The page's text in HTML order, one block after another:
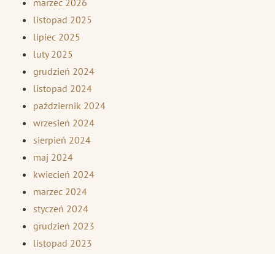
marzec 2026
listopad 2025
lipiec 2025
luty 2025
grudzień 2024
listopad 2024
październik 2024
wrzesień 2024
sierpień 2024
maj 2024
kwiecień 2024
marzec 2024
styczeń 2024
grudzień 2023
listopad 2023